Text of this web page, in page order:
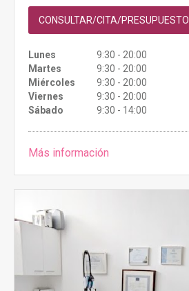
CONSULTAR/CITA/PRESUPUESTO
Lunes
9:30 - 20:00
Martes
9:30 - 20:00
Miércoles
9:30 - 20:00
Viernes
9:30 - 20:00
Sábado
9:30 - 14:00
Más información